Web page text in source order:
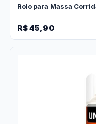
Rolo para Massa
R$ 45,90